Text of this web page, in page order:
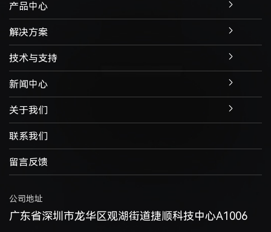
产品中心
解决方案
技术与支持
新闻中心
关于我们
联系我们
留言反馈
公司地址
广东省深圳市龙华区观湖街道捷顺科技中心A1006